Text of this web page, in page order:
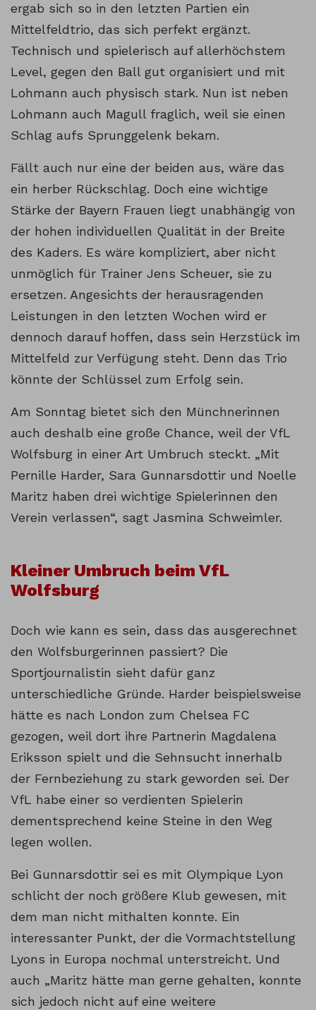
ergab sich so in den letzten Partien ein
Mittelfeldtrio, das sich perfekt ergänzt.
Technisch und spielerisch auf allerhöchstem
Level, gegen den Ball gut organisiert und mit
Lohmann auch physisch stark. Nun ist neben
Lohmann auch Magull fraglich, weil sie einen
Schlag aufs Sprunggelenk bekam.
Fällt auch nur eine der beiden aus, wäre das
ein herber Rückschlag. Doch eine wichtige
Stärke der Bayern Frauen liegt unabhängig von
der hohen individuellen Qualität in der Breite
des Kaders. Es wäre kompliziert, aber nicht
unmöglich für Trainer Jens Scheuer, sie zu
ersetzen. Angesichts der herausragenden
Leistungen in den letzten Wochen wird er
dennoch darauf hoffen, dass sein Herzstück im
Mittelfeld zur Verfügung steht. Denn das Trio
könnte der Schlüssel zum Erfolg sein.
Am Sonntag bietet sich den Münchnerinnen
auch deshalb eine große Chance, weil der VfL
Wolfsburg in einer Art Umbruch steckt. „Mit
Pernille Harder, Sara Gunnarsdottir und Noelle
Maritz haben drei wichtige Spielerinnen den
Verein verlassen“, sagt Jasmina Schweimler.
Kleiner Umbruch beim VfL
Wolfsburg
Doch wie kann es sein, dass das ausgerechnet
den Wolfsburgerinnen passiert? Die
Sportjournalistin sieht dafür ganz
unterschiedliche Gründe. Harder beispielsweise
hätte es nach London zum Chelsea FC
gezogen, weil dort ihre Partnerin Magdalena
Eriksson spielt und die Sehnsucht innerhalb
der Fernbeziehung zu stark geworden sei. Der
VfL habe einer so verdienten Spielerin
dementsprechend keine Steine in den Weg
legen wollen.
Bei Gunnarsdottir sei es mit Olympique Lyon
schlicht der noch größere Klub gewesen, mit
dem man nicht mithalten konnte. Ein
interessanter Punkt, der die Vormachtstellung
Lyons in Europa nochmal unterstreicht. Und
auch „Maritz hätte man gerne gehalten, konnte
sich jedoch nicht auf eine weitere